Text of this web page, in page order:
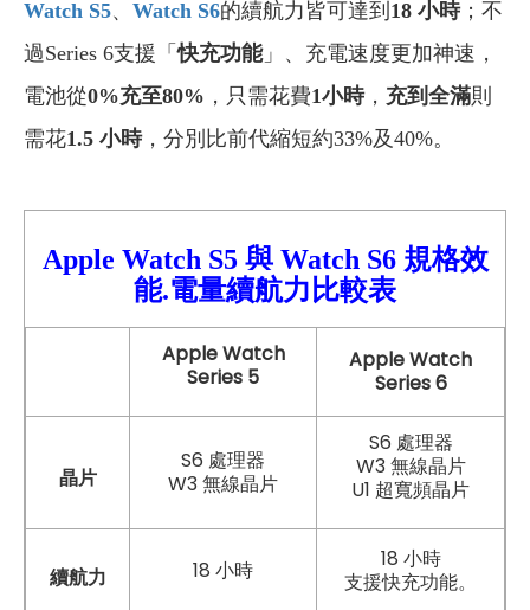
Watch S5、 Watch S6的續航力皆可達到 18 小時；不
過Series 6支援「快充功能」、充電速度更加神速，
電池從0%充至80% ，只需花費1小時， 充到全滿則
需花1.5 小時，分別比前代縮短約33%及40%。
Apple Watch S5 與 Watch S6 規格效
能.電量續航力比較表
Apple Watch
Series 5
Apple Watch
Series 6
晶片
S6 處理器
W3 無線晶片
S6 處理器
W3 無線晶片
U1 超寬頻晶片
續航力 18 小時
18 小時
支援快充功能。